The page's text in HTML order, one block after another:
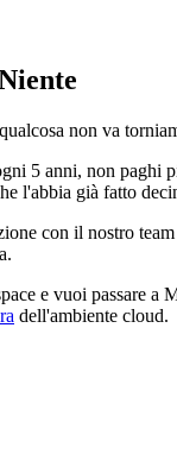
non va
5 anni, non paghi
l'abbia già fatto
con il nostro
e vuoi passare a
dell'ambiente cloud.